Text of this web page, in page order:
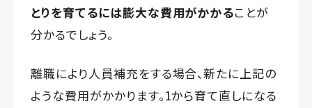
とりを育てるには膨大な費用がかかることが
分かるでしょう。
離職により人員補充をする場合、新たに上記の
ような費用がかかります。1から育て直しになる